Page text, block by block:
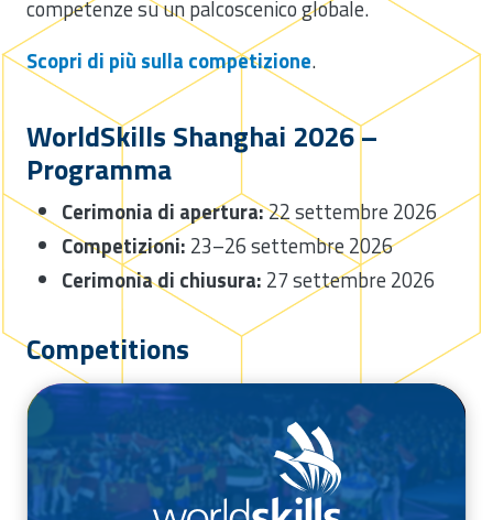
competenze su un palcoscenico globale.
Scopri di più sulla competizione.
WorldSkills Shanghai 2026 –
Programma
Cerimonia di apertura:22 settembre 2026
Competizioni: 23–26 settembre 2026
Cerimonia di chiusura: 27 settembre 2026
Competitions